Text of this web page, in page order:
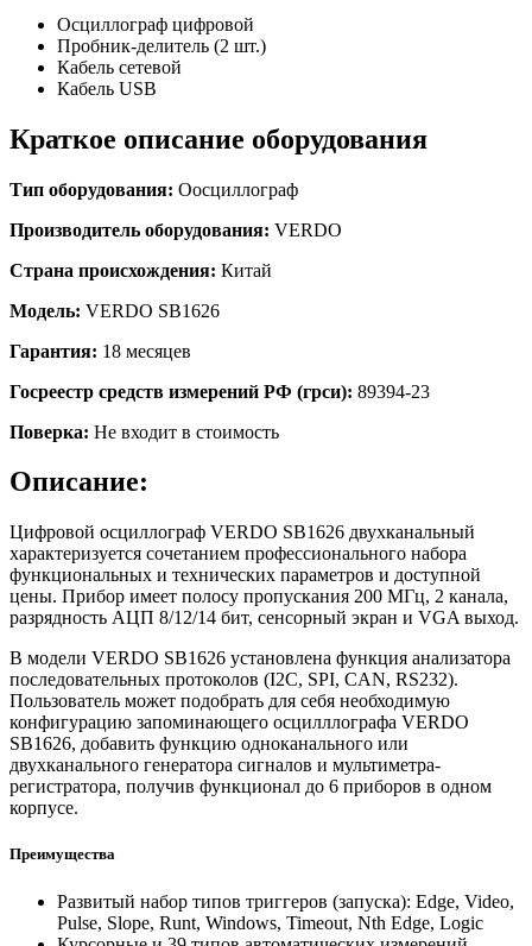
Осциллограф цифровой
Пробник-делитель (2 шт.)
Кабель сетевой
Кабель USB
Краткое описание оборудования
Тип оборудования: Оосциллограф
Производитель оборудования: VERDO
Страна происхождения: Китай
Модель: VERDO SB1626
Гарантия: 18 месяцев
Госреестр средств измерений РФ (грси): 89394-23
Поверка: Не входит в стоимость
Описание:
Цифровой осциллограф VERDO SB1626 двухканальный
характеризуется сочетанием профессионального набора
функциональных и технических параметров и доступной
цены. Прибор имеет полосу пропускания 200 МГц, 2 канала,
разрядность АЦП 8/12/14 бит, сенсорный экран и VGA выход.
В модели VERDO SB1626 установлена функция анализатора
последовательных протоколов (I2C, SPI, CAN, RS232).
Пользователь может подобрать для себя необходимую
конфигурацию запоминающего осцилллографа VERDO
SB1626, добавить функцию одноканального или
двухканального генератора сигналов и мультиметра-
регистратора, получив функционал до 6 приборов в одном
корпусе.
Преимущества
Развитый набор типов триггеров (запуска): Edge, Video,
Pulse, Slope, Runt, Windows, Timeout, Nth Edge, Logic